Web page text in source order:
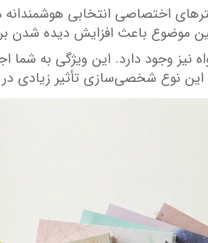
دفترهای اختصاصی انتخابی
موضوع باعث افزایش دیده شدن
نیز وجود دارد. این ویژگی به
نوع شخصی‌سازی تأثیر زیادی